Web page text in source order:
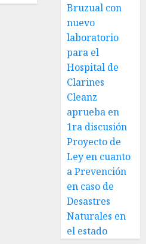
Bruzual con
nuevo
laboratorio
para el
Hospital de
Clarines
Cleanz
aprueba en
1ra discusión
Proyecto de
Ley en cuanto
a Prevención
en caso de
Desastres
Naturales en
el estado